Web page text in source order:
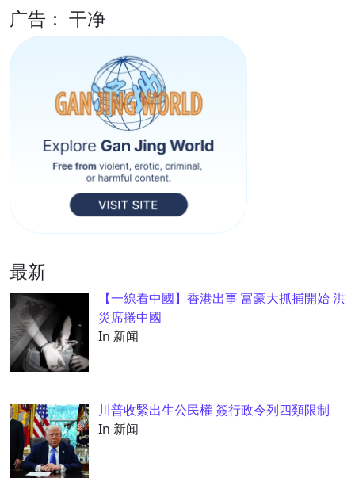
广告： 干净
最新
【一線看中國】香港出事 富豪大抓捕開始 洪
災席捲中國
In 新闻
川普收緊出生公民權 簽行政令列四類限制
In 新闻